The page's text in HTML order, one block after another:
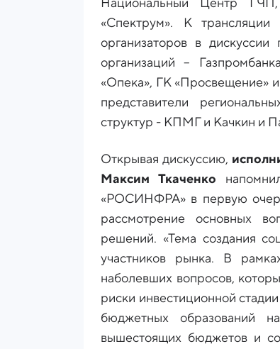
Национальный Центр
«Спектрум». К
организаторов в
организаций –
«Опека», ГК «Просвещение»
представители
структур - КПМГ и Качкин и
Открывая дискуссию,
Максим Ткаченко
«РОСИНФРА» в первую
рассмотрение основных
решений. «Тема создания
участников рынка. В
наболевших вопросов,
риски инвестиционной
бюджетных образований
вышестоящих бюджетов и